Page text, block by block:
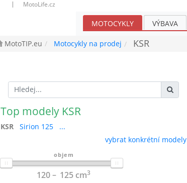
MotoLife.cz
MOTOCYKLY VÝBAVA
MotoTIP.eu Motocykly na prodej KSR
Top modely KSR
KSR Sirion 125
...
vybrat konkrétní modely
objem
120 125 cm3